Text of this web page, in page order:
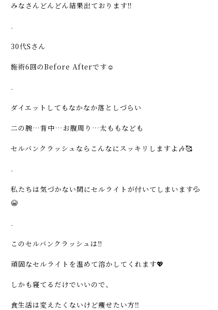
みなさんどんどん結果出ております‼️
.
30代Sさん
施術6回のBefore Afterです☺️
.
ダイエットしてもなかなか落としづらい
二の腕…背中…お腹周り…太ももなども
セルバンクラッシュならこんなにスッキリしますよ🎶🥰
.
私たちは気づかない間にセルライトが付いてしまいます💦
😭
.
このセルバンクラッシュは‼️
頑固なセルライトを温めて溶かしてくれます💖
しかも寝てるだけでいいので、
食生活は変えたくないけど痩せたい方‼️